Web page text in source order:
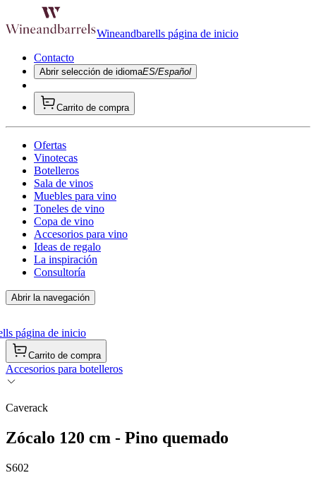
Wineandbarells página de inicio
Contacto
Abrir selección de idiomaES/Español
Carrito de compra
Ofertas
Vinotecas
Botelleros
Sala de vinos
Muebles para vino
Toneles de vino
Copa de vino
Accesorios para vino
Ideas de regalo
La inspiración
Consultoría
Abrir la navegación
página de inicio
Carrito de compra
Accesorios para botelleros
Caverack
Zócalo 120 cm - Pino quemado
S602